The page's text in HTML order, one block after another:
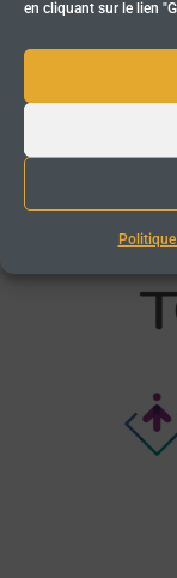
en cliquant sur le lien